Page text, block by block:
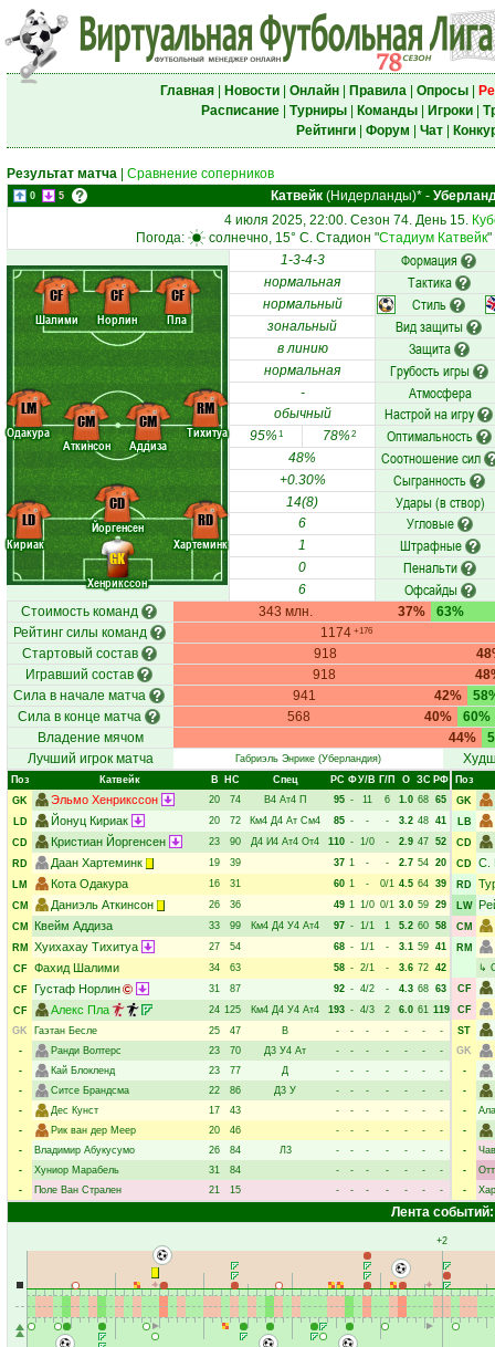
Главная| Новости| Онлайн| Правила| Опросы|
Расписание| Турниры| Команды| Игроки|
Рейтинги| Форум Чат|
Результат матча Сравнение соперников
0 5 Катвейк (Нидерланды)* -
4 июля 2025, 22:00. Сезон 74. День 15.
Погода:
солнечно, 15° C. Стадион "Стадиум Катвейк"
Хенрикссон
Кириак
Йоргенсен
Хартеминк
Одакура
Аткинсон
Аддиза
Тихитуа
Шалими Норлин Пла
GK
LD
CD
RD
LM
CM CM
RM
CF CF CF
1-3-4-3 Формация
нормальная Тактика
нормальный Стиль
зональный Вид защиты
в линию Защита
нормальная Грубость игры
- Атмосфера
обычный Настрой на игру
95%1 78%2 Оптимальность
48% Соотношение сил
+0.30% Сыгранность
14(8) Удары (в створ)
6 Угловые
1 Штрафные
0 Пенальти
6 Офсайды
Стоимость команд 343 млн. 37%
63%
Рейтинг силы команд
1174 +176
Стартовый состав 918
Игравший состав
918
Сила в начале матча
941 42%
Сила в конце матча
568 40%
60%
Владение мячом
44%
Лучший игрок матча
Габриэль Энрике (Уберландия)
Поз Катвейк В НC Спец РC ФУ/В Г/П О ЗС РФ
GK
Эльмо Хенрикссон 20 74 В4 Ат4 П 95 - 11 6 1.0 68 65
LD
Йонуц Кириак 20 72 Км4 Д4 Ат См4 85 - - - 3.2 48 41
CD
Кристиан Йоргенсен 23 90 Д4 И4 Ат4 От4 110 - 1/0 - 2.9 47 52
RD
Даан Хартеминк 19 39 37 1 - - 2.7 54 20
LM
Кота Одакура 16 31 60 1 - 0/1 4.5 64 39
CM
Даниэль Аткинсон 26 36 49 1 1/0 0/1 3.0 59 29
CM
Квейм Аддиза 33 99 Км4 Д4 У4 Ат4 97 - 1/1 1 5.2 60 58
RM
Хуихахау Тихитуа 27 54 68 - 1/1 - 3.1 59 41
CF
Фахид Шалими 34 63 58 - 2/1 - 3.6 72 42
CF
Густаф Норлин 31 87 92 - 4/2 - 4.3 68 63
CF
Алекс Пла 24 125 Км4 Д4 У4 Ат4 193 - 4/3 2 6.0 61 119
GK
Гаэтан Бесле 25 47 В - - - - - -
-
-
Ранди Волтерс 23 70 Д3 У4 Ат - - - - - -
-
-
Кай Блокленд 23 77 Д - - - - - -
-
-
Ситсе Брандсма 22 86 Д3 У - - - - - -
-
-
Дес Кунст 17 43 - - - - - -
-
-
Рик ван дер Меер 20 46 - - - - - -
-
-
Владимир Абукусумо 26 84 Л3 - - - - - -
-
-
Хуниор Марабель 31 84 - - - - - -
-
-
Поле Ван Стрален 21 15 - - - - - - -
Поз
GK
LB
CD
CD С.
RD
LW
CM
RM
↳
CF
CF
ST
GK
-
-
-
-
-
-
-
Лента событий:
+2